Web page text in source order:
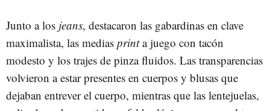
Junto a los jeans, destacaron las gabardinas en clave
maximalista, las medias printa juego con tacón
modesto y los trajes de pinza fluidos. Las transparencias
volvieron a estar presentes en cuerpos y blusas que
dejaban entrever el cuerpo, mientras que las lentejuelas,